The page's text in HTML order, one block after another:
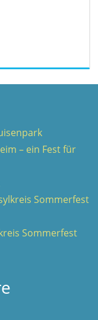
– ein Fest für
Sommerfest
Sommerfest